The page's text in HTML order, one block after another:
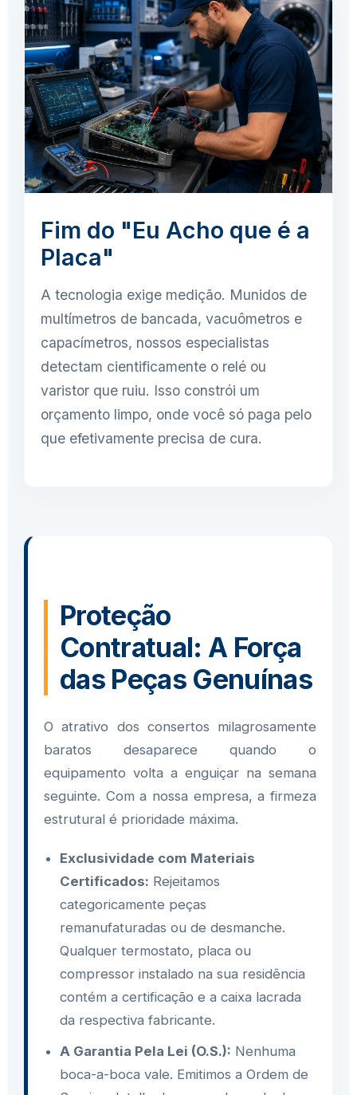
Fim do "Eu Acho que é a
Placa"
A tecnologia exige medição. Munidos de
multímetros de bancada, vacuômetros e
capacímetros, nossos especialistas
detectam cientificamente o relé ou
varistor que ruiu. Isso constrói um
orçamento limpo, onde você só paga pelo
que efetivamente precisa de cura.
Proteção
Contratual: A Força
das Peças Genuínas
O atrativo dos consertos milagrosamente
baratos desaparece quando o
equipamento volta a enguiçar na semana
seguinte. Com a nossa empresa, a firmeza
estrutural é prioridade máxima.
Exclusividade com Materiais
Certificados: Rejeitamos
categoricamente peças
remanufaturadas ou de desmanche.
Qualquer termostato, placa ou
compressor instalado na sua residência
contém a certificação e a caixa lacrada
da respectiva fabricante.
A Garantia Pela Lei (O.S.): Nenhuma
boca-a-boca vale. Emitimos a Ordem de